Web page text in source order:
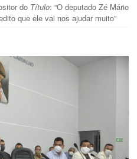
do Título: “O deputado Zé Mário
que ele vai nos ajudar muito”